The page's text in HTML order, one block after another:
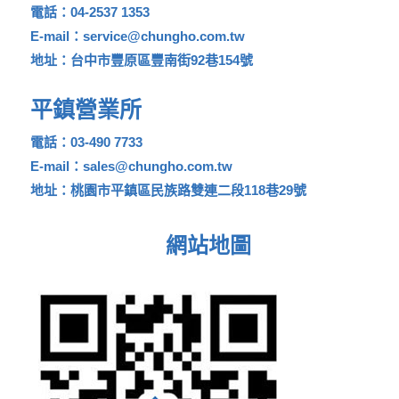
電話：04-2537 1353
E-mail：service@chungho.com.tw
地址：台中市豐原區豐南街92巷154號
平鎮營業所
電話：03-490 7733
E-mail：sales@chungho.com.tw
地址：桃園市平鎮區民族路雙連二段118巷29號
網站地圖